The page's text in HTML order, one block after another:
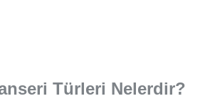
Türleri Nelerdir?